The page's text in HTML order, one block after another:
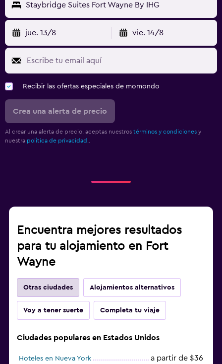
Staybridge Suites Fort Wayne By IHG
jue. 13/8 vie. 14/8
Recibir las ofertas especiales de momondo
Crea una alerta de precio
Al crear una alerta de precio, aceptas nuestros términos y condiciones y
nuestra política de privacidad.
Encuentra mejores resultados
para tu alojamiento en Fort
Wayne
Otras ciudades Alojamientos alternativos
Voy a tener suerte Completa tu viaje
Ciudades populares en Estados Unidos
Hoteles en Nueva York a partir de $36